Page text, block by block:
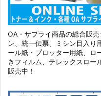
OA・サプライ商品の総合販
ン、統一伝票、ミシン目入り
ール紙・プロッター用紙、ロ
きフィルム、テレックスロー
販売中！